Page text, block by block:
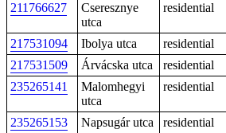
211766627
Cseresznye
utca
residential
217531094 Ibolya utca
residential
217531509
Árvácska utca residential
235265141
Malomhegyi
utca
residential
235265153 Napsugár utca
residential